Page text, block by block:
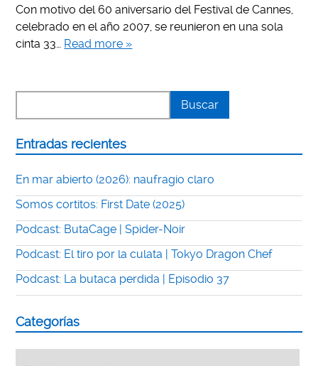
Con motivo del 60 aniversario del Festival de Cannes,
celebrado en el año 2007, se reunieron en una sola
cinta 33… Read more »
Entradas recientes
En mar abierto (2026): naufragio claro
Somos cortitos: First Date (2025)
Podcast: ButaCage | Spider-Noir
Podcast: El tiro por la culata | Tokyo Dragon Chef
Podcast: La butaca perdida | Episodio 37
Categorías